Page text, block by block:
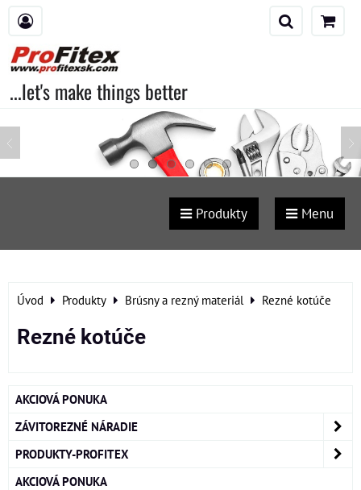
...let's make things better
Produkty Menu
Úvod Produkty Brúsny a rezný materiál Rezné kotúče
Rezné kotúče
AKCIOVÁ PONUKA
ZÁVITOREZNÉ NÁRADIE
PRODUKTY-PROFITEX
AKCIOVÁ PONUKA